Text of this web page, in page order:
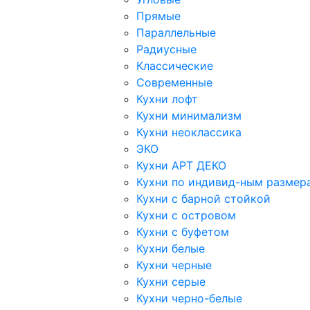
Прямые
Параллельные
Радиусные
Классические
Современные
Кухни лофт
Кухни минимализм
Кухни неоклассика
ЭКО
Кухни АРТ ДЕКО
Кухни по индивид-ным
Кухни с барной стойкой
Кухни с островом
Кухни с буфетом
Кухни белые
Кухни черные
Кухни серые
Кухни черно-белые